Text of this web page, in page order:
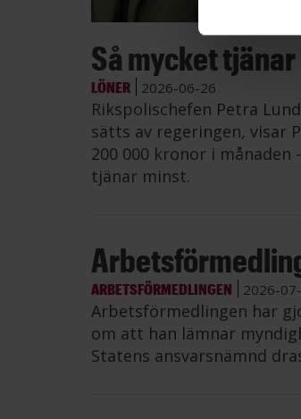
Så mycket
LÖNER 2026-06-26
Rikspolischefen Petra
sätts av regeringen, visar
200 000 kronor i
tjänar minst.
ARBETSFÖRMEDLINGEN 2026-
Arbetsförmedlingen har
om att han lämnar
Statens ansvarsnämnd